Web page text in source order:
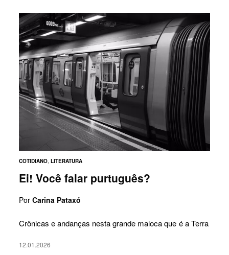
COTIDIANO,LITERATURA
Ei! Você falar purtuguês?
PorCarina Pataxó
Crônicas e andanças nesta grande maloca que é a Terra
12.01.2026